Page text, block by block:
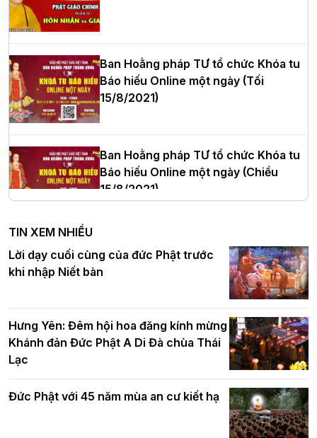
Hòa thượng Thích Quảng Tùng tái đắc
cử Trưởng BTS GHPGVN thành phố Hải
Phòng nhiệm kỳ 2026 – 2031
Thượng tọa Thích Tâm Chính được suy
cử tân Trưởng ban Trị sự GHPGVN tỉnh
Hà Nội: Tăng Ni Trường hạ Bồ Đề trang
nghiêm tác pháp Tiền an cư PL.2570 –
DL.2026
chúc mừng Phật đản BTS GHPGVN TP.
Hà Nội
Hơn 5.000 người tham dự diễu hành,
Ban Hoằng pháp TƯ tổ chức Khóa tu
Báo hiếu Online một ngày (Tối
15/8/2021)
Ban Hoằng pháp TƯ tổ chức Khóa tu
Báo hiếu Online một ngày (Chiều
15/8/2021)
Ban Hoằng pháp TƯ tổ chức Khóa tu
Báo hiếu Online một ngày (Sáng
15/8/2021)
Tinh thần yêu nước của Phật giáo
TIN XEM NHIỀU
Lời dạy cuối cùng của đức Phật trước
khi nhập Niết bàn
Hưng Yên: Đêm hội hoa đăng kính mừng
Khánh đản Đức Phật A Di Đà chùa Thái
Lạc
Đức Phật với 45 năm mùa an cư kiết hạ